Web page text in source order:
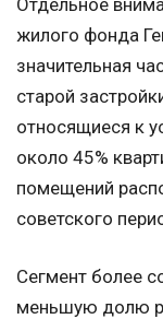
Отдельное
жилого фонда
значительная
старой
относящиеся к
около 45%
помещений
советского
Сегмент более
меньшую долю